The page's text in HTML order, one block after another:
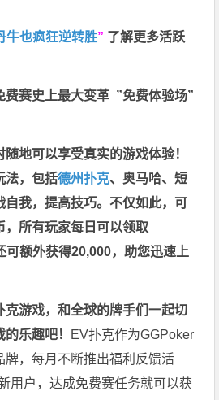
牛也疯狂逆转胜” 了解更多活跃
费赛史上最大变革 ”免费体验场”
地可以享受真实的游戏体验！
法，包括德州扑克、奥马哈、短
我，提高技巧。不仅如此， 可
，所有玩家每日可以领取
可额外获得20,000，助您迅速上
克游戏，和全球的牌手们一起切
乐趣吧！ EV扑克作为GGPoker
牌，每月不断推出福利反馈活
用户，达成免费赛任务就可以获